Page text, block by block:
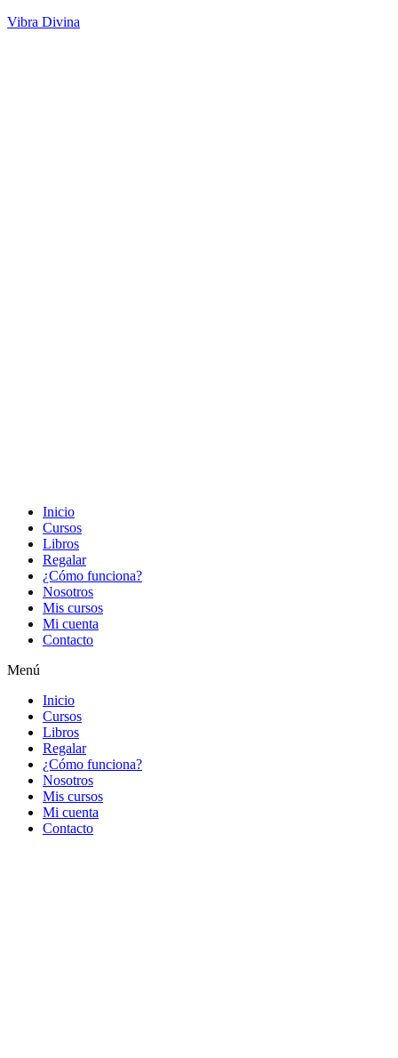
Vibra Divina
Inicio
Cursos
Libros
Regalar
¿Cómo funciona?
Nosotros
Mis cursos
Mi cuenta
Contacto
Menú
Inicio
Cursos
Libros
Regalar
¿Cómo funciona?
Nosotros
Mis cursos
Mi cuenta
Contacto